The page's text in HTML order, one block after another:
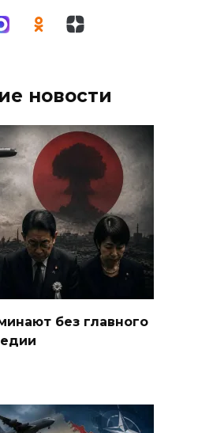
новости
без главного